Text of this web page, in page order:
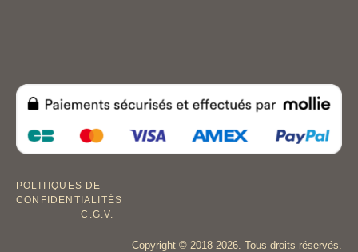
POLITIQUES DE
CONFIDENTIALITÉS
C.G.V.
Copyright © 2018-2026. Tous droits réservés.